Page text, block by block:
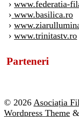
› www.federatia-
› www.basilica.ro
›
› www.trinitastv.ro
Parteneri
© 2026 Asociația
Wordpress Theme